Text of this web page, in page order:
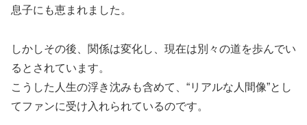
息子にも恵まれました。
しかしその後、関係は変化し、現在は別々の道を歩んでい
るとされています。
こうした人生の浮き沈みも含めて、“リアルな人間像”とし
てファンに受け入れられているのです。